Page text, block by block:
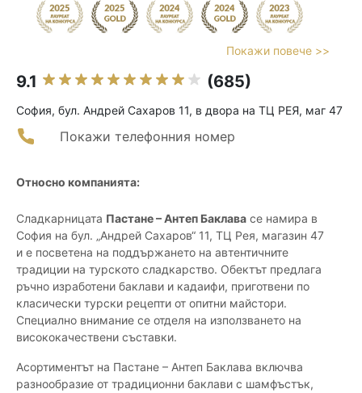
Покажи повече >>
9.1 (685)
София, бул. Андрей Сахаров 11, в двора на ТЦ РЕЯ, маг 47
Покажи телефонния номер
Относно компанията:
Сладкарницата Пастане – Антеп Баклава се намира в
София на бул. „Андрей Сахаров“ 11, ТЦ Рея, магазин 47
и е посветена на поддържането на автентичните
традиции на турското сладкарство. Обектът предлага
ръчно изработени баклави и кадаифи, приготвени по
класически турски рецепти от опитни майстори.
Специално внимание се отделя на използването на
висококачествени съставки.
Асортиментът на Пастане – Антеп Баклава включва
разнообразие от традиционни баклави с шамфъстък,